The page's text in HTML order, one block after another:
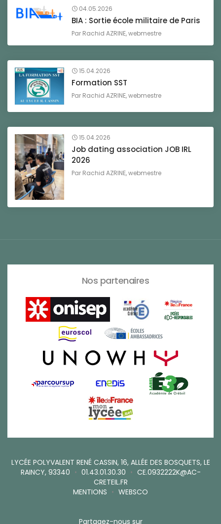
04.05.2026
BIA : Sortie école militaire de Paris
Par Rachid AZRINE, webmestre
15.04.2026
Formation SST
Par Rachid AZRINE, webmestre
15.04.2026
Job dating association JOB IRL
2026
Par Rachid AZRINE, webmestre
Nos partenaires
LYCÉE POLYVALENT RENÉ CASSIN, 16, ALLÉE DES BOSQUETS, LE
RAINCY, 93340 • 01.43.01.30.30 • CE.0932222K@AC-
CRETEIL.FR
MENTIONS • WEBSCO
Partagez-nous sur